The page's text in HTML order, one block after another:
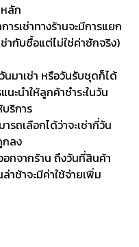
หลัก
ารเช่าทางร้านจะมีการแยก
ากับซื้อแต่ไม่ใช่ค่าซักจริง)
นมาเช่า หรือวันรับชุดก็ได้
นะนำให้ลูกค้าชำระในวัน
ริการ
รถเลือกได้ว่าจะเช่ากี่วัน
กลง
กจากร้าน ถึงวันที่สินค้า
าช้าจะมีค่าใช้จ่ายเพิ่ม